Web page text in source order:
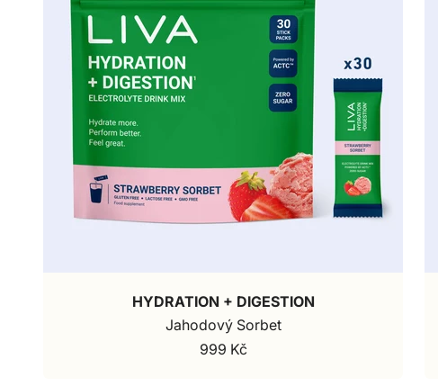
HYDRATION + DIGESTION
Jahodový Sorbet
Prodejní cena
999 Kč